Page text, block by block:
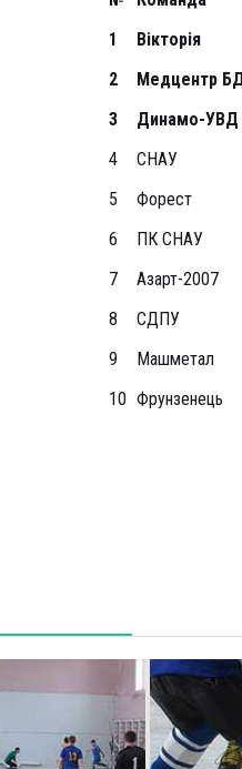
1
Вікторія
2
Медцентр
3
Динамо-УВД
4
СНАУ
5
Форест
6
ПК СНАУ
7
Азарт-2007
8
СДПУ
9
Машметал
10 Фрунзенець